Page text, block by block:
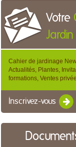
Votre
Jardin
Cahier de jardinage
Actualités, Plantes,
formations, Ventes
Inscrivez-vous